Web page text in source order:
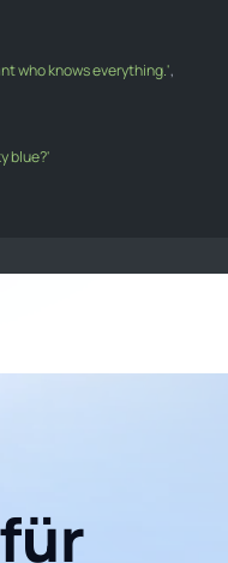
who knows everything.',
blue?'
who knows everything."
sky blue?"